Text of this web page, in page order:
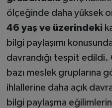
ölçeğinde daha yüksek
46 yaş ve üzerindeki
bilgi paylaşımı
davrandığı tespit
bazı meslek gruplarına
ihlallerine daha açık
bilgi paylaşma